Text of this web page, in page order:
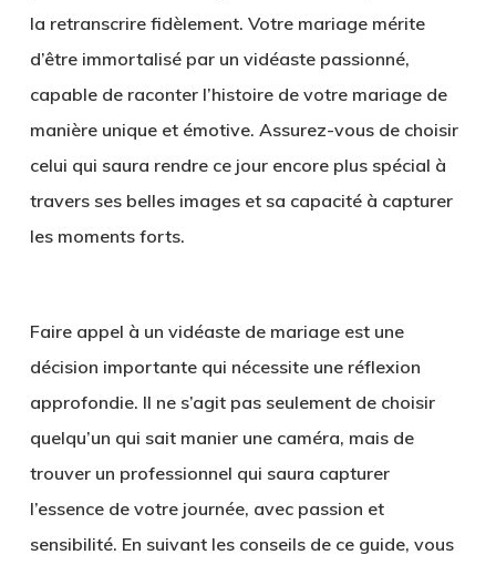
la retranscrire fidèlement. Votre mariage mérite
d’être immortalisé par un vidéaste passionné,
capable de raconter l’histoire de votre mariage de
manière unique et émotive. Assurez-vous de choisir
celui qui saura rendre ce jour encore plus spécial à
travers ses belles images et sa capacité à capturer
les moments forts.
Faire appel à un vidéaste de mariage est une
décision importante qui nécessite une réflexion
approfondie. Il ne s’agit pas seulement de choisir
quelqu’un qui sait manier une caméra, mais de
trouver un professionnel qui saura capturer
l’essence de votre journée, avec passion et
sensibilité. En suivant les conseils de ce guide, vous